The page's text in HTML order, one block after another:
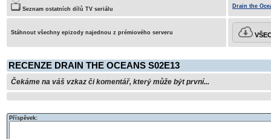
Seznam ostatních dílů TV seriálu Drain the
Stáhnout všechny epizody najednou z prémiového serveru
RECENZE DRAIN THE OCEANS S02E13
Čekáme na váš vzkaz či komentář, který může být první...
Příspěvek: